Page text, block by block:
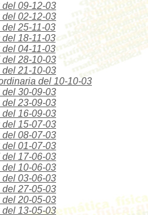
del 09-12-03
del 02-12-03
del 25-11-03
del 18-11-03
del 04-11-03
del 28-10-03
del 21-10-03
del 10-10-03
del 30-09-03
del 23-09-03
del 16-09-03
del 15-07-03
del 08-07-03
del 01-07-03
del 17-06-03
del 10-06-03
del 03-06-03
del 27-05-03
del 20-05-03
del 13-05-03